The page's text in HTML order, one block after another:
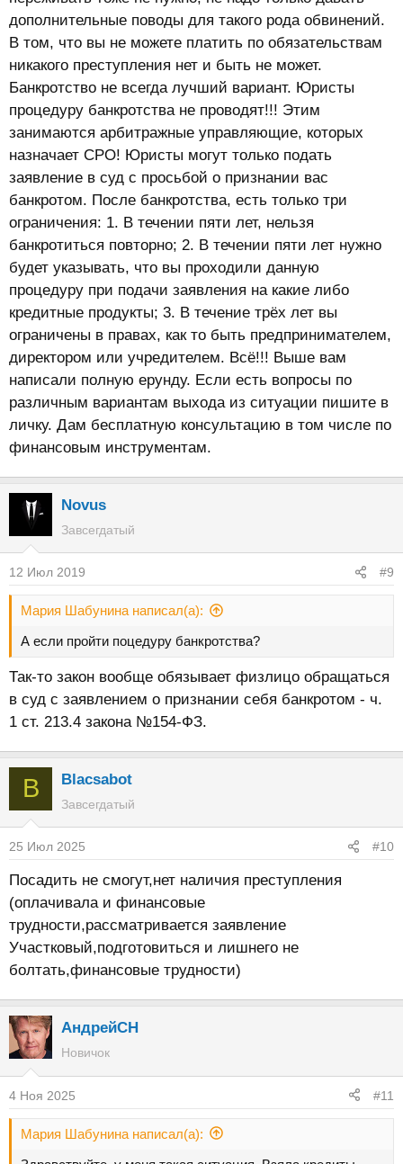
дополнительные поводы для такого рода обвинений.
В том, что вы не можете платить по обязательствам
никакого преступления нет и быть не может.
Банкротство не всегда лучший вариант. Юристы
процедуру банкротства не проводят!!! Этим
занимаются арбитражные управляющие, которых
назначает СРО! Юристы могут только подать
заявление в суд с просьбой о признании вас
банкротом. После банкротства, есть только три
ограничения: 1. В течении пяти лет, нельзя
банкротиться повторно; 2. В течении пяти лет нужно
будет указывать, что вы проходили данную
процедуру при подачи заявления на какие либо
кредитные продукты; 3. В течение трёх лет вы
ограничены в правах, как то быть предпринимателем,
директором или учредителем. Всё!!! Выше вам
написали полную ерунду. Если есть вопросы по
различным вариантам выхода из ситуации пишите в
личку. Дам бесплатную консультацию в том числе по
финансовым инструментам.
Novus
Завсегдатый
12 Июл 2019 #9
Мария Шабунина написал(а):
А если пройти поцедуру банкротства?
Так-то закон вообще обязывает физлицо обращаться
в суд с заявлением о признании себя банкротом - ч.
1 ст. 213.4 закона №154-ФЗ.
B Blacsabot
Завсегдатый
25 Июл 2025 #10
Посадить не смогут,нет наличия преступления
(оплачивала и финансовые
трудности,рассматривается заявление
Участковый,подготовиться и лишнего не
болтать,финансовые трудности)
АндрейСН
Новичок
4 Ноя 2025 #11
Мария Шабунина написал(а):